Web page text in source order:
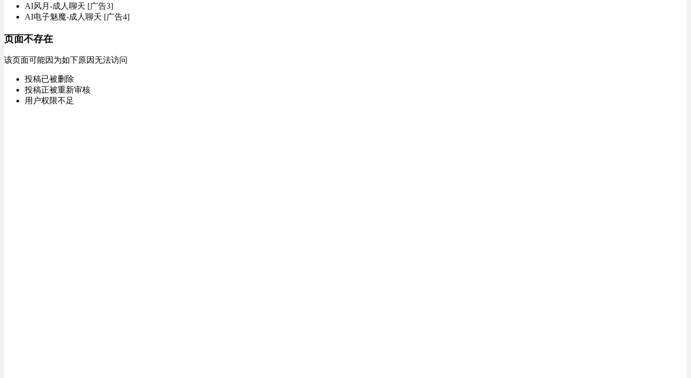
AI风月-成人聊天 [广告3]
AI电子魅魔-成人聊天 [广告4]
页面不存在
该页面可能因为如下原因无法访问
投稿已被删除
投稿正被重新审核
用户权限不足